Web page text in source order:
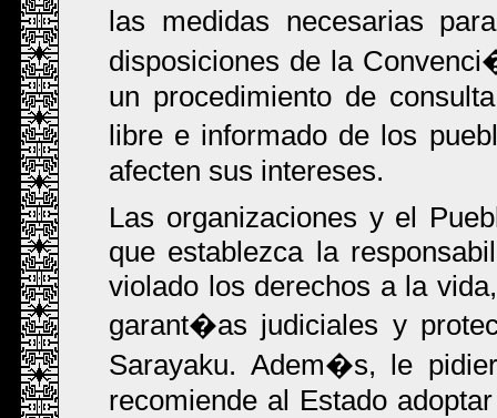
las medidas necesarias
disposiciones de la
un procedimiento de
libre e informado de los
afecten sus intereses.
Las organizaciones y el
que establezca la
violado los derechos a la
garant�as judiciales y
Sarayaku. Adem�s, le
recomiende al Estado